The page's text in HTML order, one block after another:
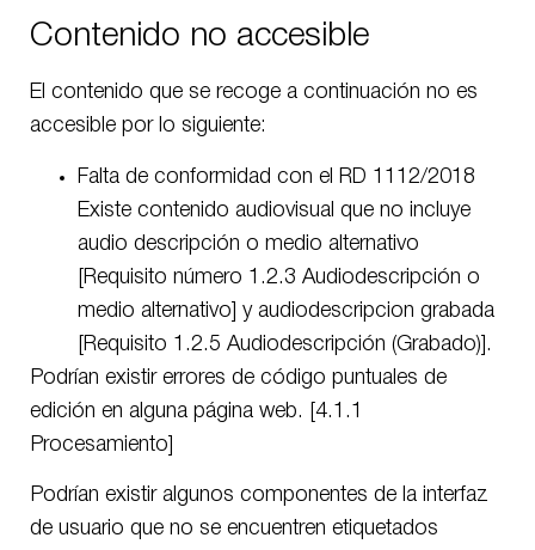
Contenido no accesible
El contenido que se recoge a continuación no es
accesible por lo siguiente:
Falta de conformidad con el RD 1112/2018
Existe contenido audiovisual que no incluye
audio descripción o medio alternativo
[Requisito número 1.2.3 Audiodescripción o
medio alternativo] y audiodescripcion grabada
[Requisito 1.2.5 Audiodescripción (Grabado)].
Podrían existir errores de código puntuales de
edición en alguna página web. [4.1.1
Procesamiento]
Podrían existir algunos componentes de la interfaz
de usuario que no se encuentren etiquetados